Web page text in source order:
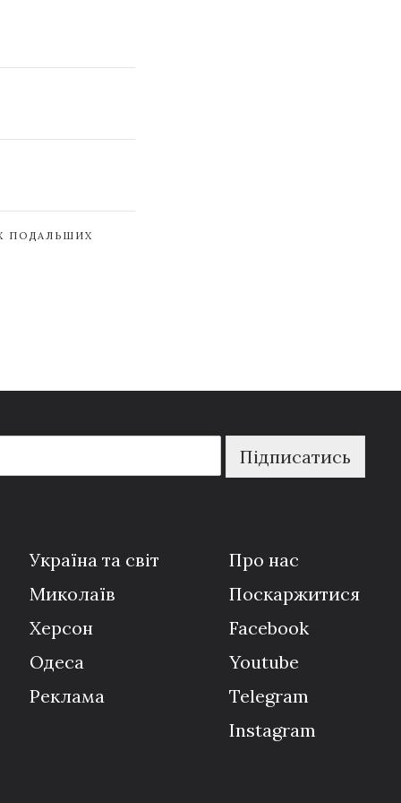
ПОДАЛЬШИХ
Підписатись
Україна та світ
Миколаїв
Херсон
Одеса
Реклама
Про нас
Поскаржитися
Facebook
Youtube
Telegram
Instagram